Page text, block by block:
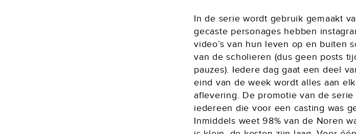
In de serie wordt gebruik gemaakt
gecaste personages hebben
video’s van hun leven op en buiten
van de scholieren (dus geen posts
pauzes). Iedere dag gaat een deel
eind van de week wordt alles aan
aflevering. De promotie van de
iedereen die voor een casting was
Inmiddels weet 98% van de Noren